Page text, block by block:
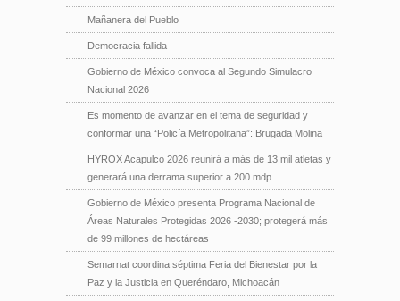
Mañanera del Pueblo
Democracia fallida
Gobierno de México convoca al Segundo Simulacro
Nacional 2026
Es momento de avanzar en el tema de seguridad y
conformar una “Policía Metropolitana”: Brugada Molina
HYROX Acapulco 2026 reunirá a más de 13 mil atletas y
generará una derrama superior a 200 mdp
Gobierno de México presenta Programa Nacional de
Áreas Naturales Protegidas 2026 -2030; protegerá más
de 99 millones de hectáreas
Semarnat coordina séptima Feria del Bienestar por la
Paz y la Justicia en Queréndaro, Michoacán